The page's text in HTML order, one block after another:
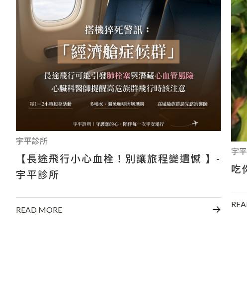
宇平診所
【長途飛行小心血栓！別讓旅程變遺憾 】-
宇平診所
READ MORE
宇
吃